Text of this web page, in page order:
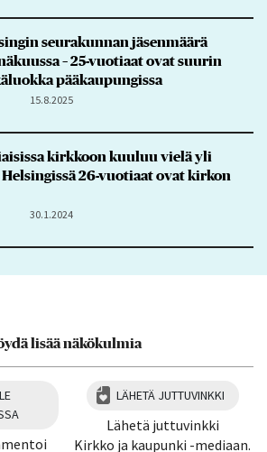
seurakunnan jäsenmäärä
– 25-vuotiaat ovat suurin
pääkaupungissa
15.8.2025
kirkkoon kuuluu vielä yli
Helsingissä 26-vuotiaat ovat kirkon
30.1.2024
lisää näkökulmia
LÄHETÄ JUTTUVINKKI
Lähetä juttuvinkki
Kirkko ja kaupunki -mediaan.